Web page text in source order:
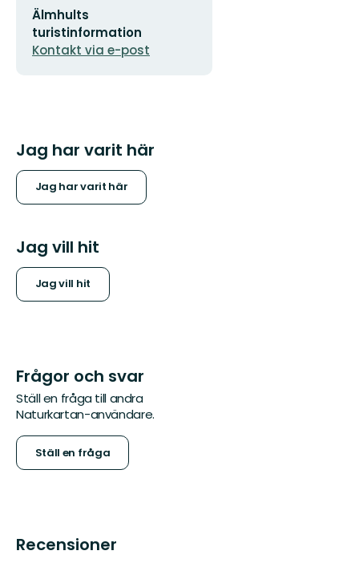
E-
postadress
Älmhults
turistinformation
Kontakt via e-post
Jag har varit här
Jag har varit här
Jag vill hit
Jag vill hit
Frågor och svar
Ställ en fråga till andra
Naturkartan-användare.
Ställ en fråga
Recensioner